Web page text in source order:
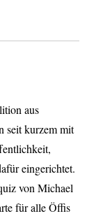
aus
seit kurzem mit
eingerichtet.
von Michael
für alle Öffis